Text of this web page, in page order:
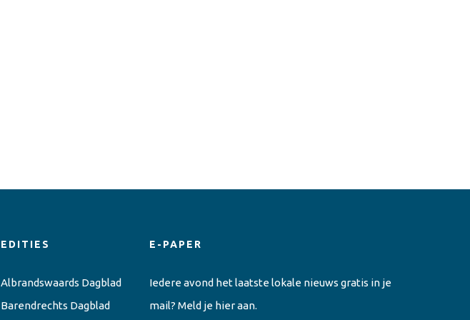
EDITIES
Albrandswaards Dagblad
Barendrechts Dagblad
E-PAPER
Iedere avond het laatste lokale nieuws gratis in je
mail? Meld je hier aan.